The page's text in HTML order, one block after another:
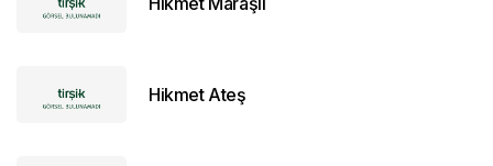
Hikmet Ateş